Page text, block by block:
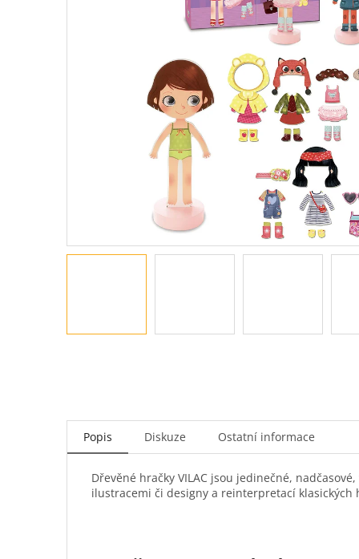
Popis Diskuze Ostatní informace
Dřevěné hračky VILAC jsou jedinečné,
ilustracemi či designy a reinterpretací klasických